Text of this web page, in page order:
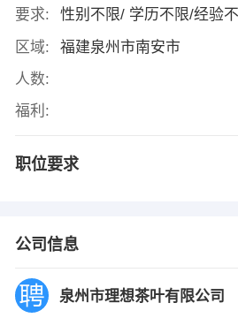
要求:
性别不限/ 学历不限/经验
区域:
福建泉州市南安市
人数:
福利:
职位要求
公司信息
泉州市理想茶叶有限公司